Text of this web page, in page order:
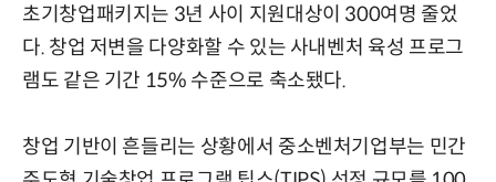
초기창업패키지는 3년 사이 지원대상이 300여명 줄었
다. 창업 저변을 다양화할 수 있는 사내벤처 육성 프로그
램도 같은 기간 15% 수준으로 축소됐다.
창업 기반이 흔들리는 상황에서 중소벤처기업부는 민간